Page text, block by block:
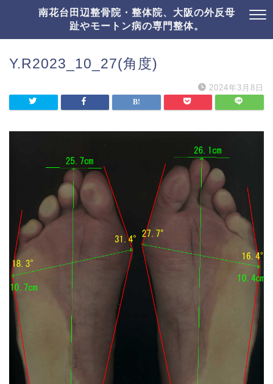
南花台田辺整骨院・整体院、大阪の外反母
趾やモートン病の専門整体。
Y.R2023_10_27(角度)
2024年3月8日